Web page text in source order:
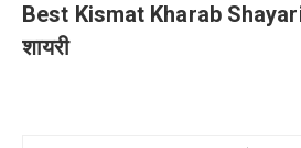
Best Kismat Kharab
शायरी